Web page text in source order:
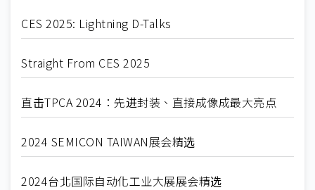
CES 2025: Lightning D-Talks
Straight From CES 2025
直击TPCA 2024：先进封装、直接成像成最大亮点
2024 SEMICON TAIWAN展会精选
2024台北国际自动化工业大展展会精选